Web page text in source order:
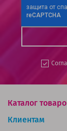
Каталог
Клиентам